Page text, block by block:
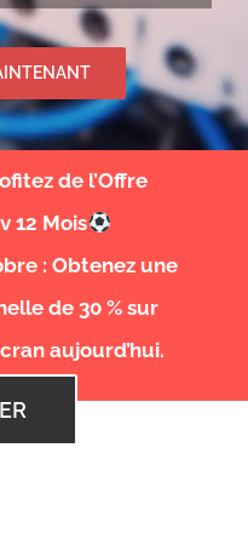
de l’Offre
12 Mois
: Obtenez une
de 30 % sur
aujourd’hui.